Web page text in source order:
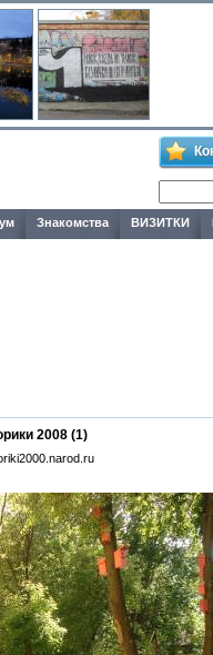
Знакомства ВИЗИТКИ
2008 (1)